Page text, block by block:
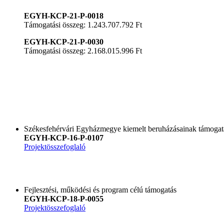
EGYH-KCP-21-P-0018
Támogatási összeg: 1.243.707.792 Ft
EGYH-KCP-21-P-0030
Támogatási összeg: 2.168.015.996 Ft
Székesfehérvári Egyházmegye kiemelt beruházásainak
EGYH-KCP-16-P-0107
Projektösszefoglaló
Fejlesztési, működési és program célú támogatás
EGYH-KCP-18-P-0055
Projektösszefoglaló